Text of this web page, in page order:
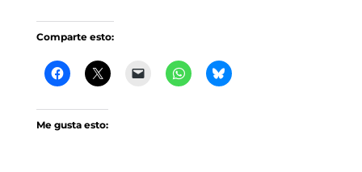
Comparte esto:
Me gusta esto: